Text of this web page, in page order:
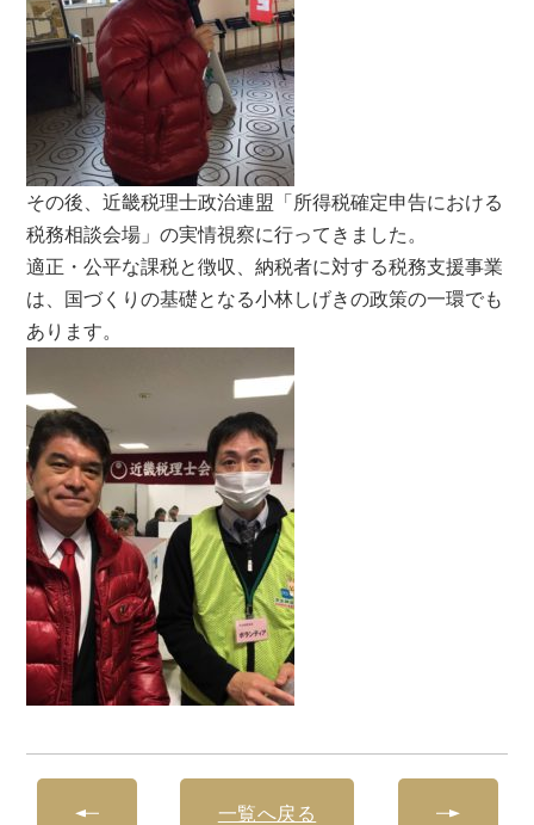
その後、近畿税理士政治連盟「所得税確定申告における
税務相談会場」の実情視察に行ってきました。
適正・公平な課税と徴収、納税者に対する税務支援事業
は、国づくりの基礎となる小林しげきの政策の一環でも
あります。
一覧へ戻る